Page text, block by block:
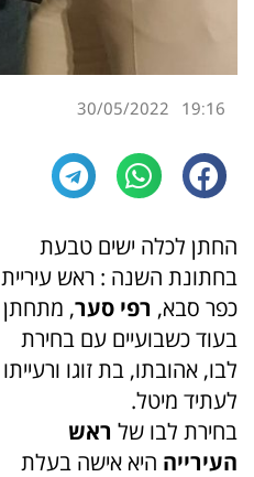
19:16
30/05/2022
החתן לכלה ישים טבעת
בחתונת השנה : ראש עיריית
כפר סבא, רפי סער, מתחתן
בעוד כשבועיים עם בחירת
לבו, אהובתו, בת זוגו ורעייתו
לעתיד מיטל.
בחירת לבו של ראש
העירייה היא אישה בעלת